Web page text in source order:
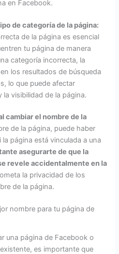
en Facebook.
de categoría de la página:
de la página es esencial
tu página de manera
categoría incorrecta, la
los resultados de búsqueda
lo que puede afectar
la visibilidad de la página.
cambiar el nombre de la
de la página, puede haber
página está vinculada a una
asegurarte de que la
revele accidentalmente en la
la privacidad de los
de la página.
nombre para tu página de
una página de Facebook o
es importante que